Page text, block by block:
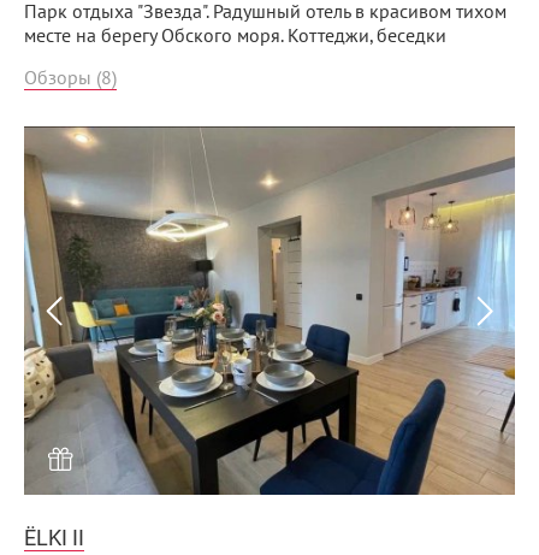
Парк отдыха "Звезда". Радушный отель в красивом тихом
месте на берегу Обского моря. Коттеджи, беседки
Обзоры (8)
ЁLKI II